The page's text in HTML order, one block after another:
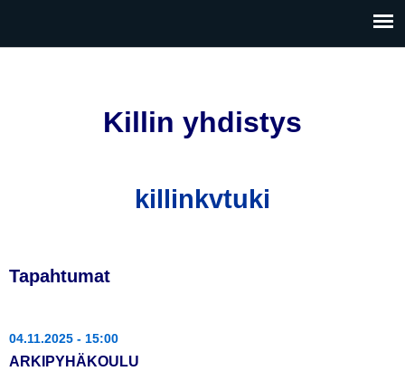
Killin yhdistys
killinkvtuki
Tapahtumat
04.11.2025 - 15:00
ARKIPYHÄKOULU